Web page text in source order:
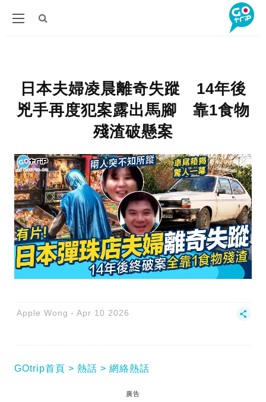
日本夫婦凌晨離奇失蹤 14年後
兇手再度犯案露出馬腳 靠1食物
殘渣破懸案
Apple Wong Apr 10 2026
GOtrip首頁 熱話 網絡熱話
廣告